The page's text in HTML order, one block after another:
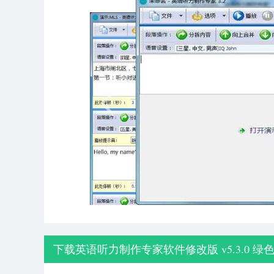
下载英语听力制作专家软件修改版 v5.3.0 绿